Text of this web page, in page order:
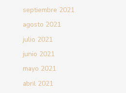
septiembre 2021
agosto 2021
julio 2021
junio 2021
mayo 2021
abril 2021